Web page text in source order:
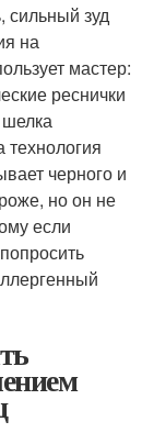
сильный зуд
на
мастер:
реснички
технология
черного и
но он не
если